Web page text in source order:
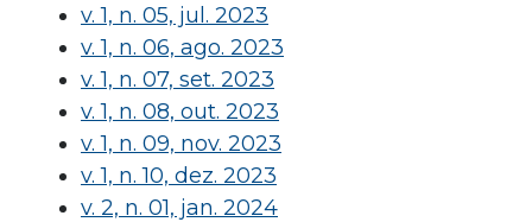
v. 1, n. 05, jul. 2023
v. 1, n. 06, ago. 2023
v. 1, n. 07, set. 2023
v. 1, n. 08, out. 2023
v. 1, n. 09, nov. 2023
v. 1, n. 10, dez. 2023
v. 2, n. 01, jan. 2024